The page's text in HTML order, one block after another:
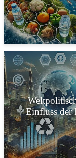
Einfluss der